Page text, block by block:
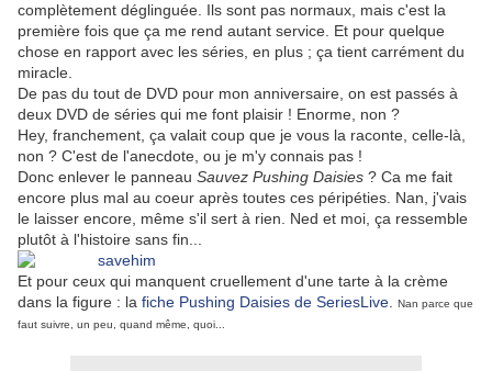
complètement déglinguée. Ils sont pas normaux, mais c'est la
première fois que ça me rend autant service. Et pour quelque
chose en rapport avec les séries, en plus ; ça tient carrément du
miracle.
De pas du tout de DVD pour mon anniversaire, on est passés à
deux DVD de séries qui me font plaisir ! Enorme, non ?
Hey, franchement, ça valait coup que je vous la raconte, celle-là,
non ? C'est de l'anecdote, ou je m'y connais pas !
Donc enlever le panneau Sauvez Pushing Daisies ? Ca me fait
encore plus mal au coeur après toutes ces péripéties. Nan, j'vais
le laisser encore, même s'il sert à rien. Ned et moi, ça ressemble
plutôt à l'histoire sans fin...
Et pour ceux qui manquent cruellement d'une tarte à la crème
dans la figure : la fiche Pushing Daisies de SeriesLive
Nan parce que
faut suivre, un peu, quand même, quoi...